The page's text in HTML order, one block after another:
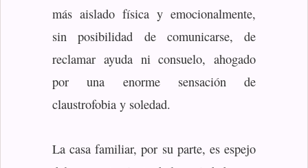
más aislado física y emocionalmente,
sin posibilidad de comunicarse, de
reclamar ayuda ni consuelo, ahogado
por una enorme sensación de
claustrofobia y soledad.
La casa familiar, por su parte, es espejo